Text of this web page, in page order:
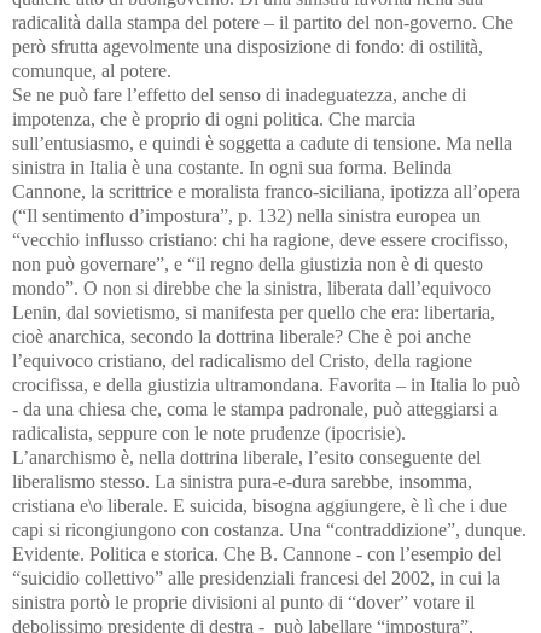
radicalità dalla stampa del potere – il partito del non-governo. Che
però sfrutta agevolmente una disposizione di fondo: di ostilità,
comunque, al potere.
Se ne può fare l’effetto del senso di inadeguatezza, anche di
impotenza, che è proprio di ogni politica. Che marcia
sull’entusiasmo, e quindi è soggetta a cadute di tensione. Ma nella
sinistra in Italia è una costante. In ogni sua forma. Belinda
Cannone, la scrittrice e moralista franco-siciliana, ipotizza all’opera
(“Il sentimento d’impostura”, p. 132) nella sinistra europea un
“vecchio influsso cristiano: chi ha ragione, deve essere crocifisso,
non può governare”, e “il regno della giustizia non è di questo
mondo”. O non si direbbe che la sinistra, liberata dall’equivoco
Lenin, dal sovietismo, si manifesta per quello che era: libertaria,
cioè anarchica, secondo la dottrina liberale? Che è poi anche
l’equivoco cristiano, del radicalismo del Cristo, della ragione
crocifissa, e della giustizia ultramondana. Favorita – in Italia lo può
- da una chiesa che, coma le stampa padronale, può atteggiarsi a
radicalista, seppure con le note prudenze (ipocrisie).
L’anarchismo è, nella dottrina liberale, l’esito conseguente del
liberalismo stesso. La sinistra pura-e-dura sarebbe, insomma,
cristiana e\o liberale. E suicida, bisogna aggiungere, è lì che i due
capi si ricongiungono con costanza. Una “contraddizione”, dunque.
Evidente. Politica e storica. Che B. Cannone - con l’esempio del
“suicidio collettivo” alle presidenziali francesi del 2002, in cui la
sinistra portò le proprie divisioni al punto di “dover” votare il
debolissimo presidente di destra - può labellare “impostura”,